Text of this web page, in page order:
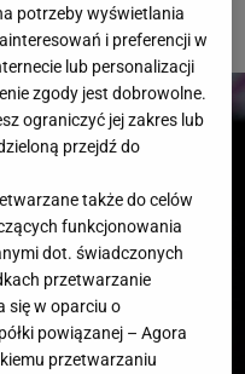
potrzeby wyświetlania
i preferencji w
lub personalizacji
zgody jest dobrowolne.
ograniczyć jej zakres lub
przejdź do
także do celów
funkcjonowania
dot. świadczonych
przetwarzanie
się w oparciu o
powiązanej – Agora
przetwarzaniu